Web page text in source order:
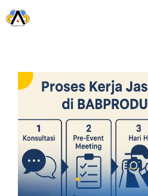
Skip
to